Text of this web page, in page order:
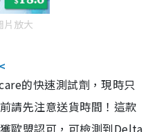
片放大
的快速測試劑，現時只
請先注意送貨時間！這款
歐盟認可，可檢測到Delta